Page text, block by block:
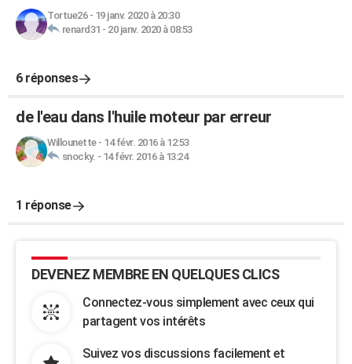
Tortue26- 19 janv. 2020 à 20:30
renard31 - 20 janv. 2020 à 08:53
6 réponses
de l'eau dans l'huile moteur par erreur
Willounette- 14 févr. 2016 à 12:53
snocky. - 14 févr. 2016 à 13:24
1 réponse
DEVENEZ MEMBRE EN QUELQUES CLICS
Connectez-vous simplement avec ceux qui
partagent vos intérêts
Suivez vos discussions facilement et